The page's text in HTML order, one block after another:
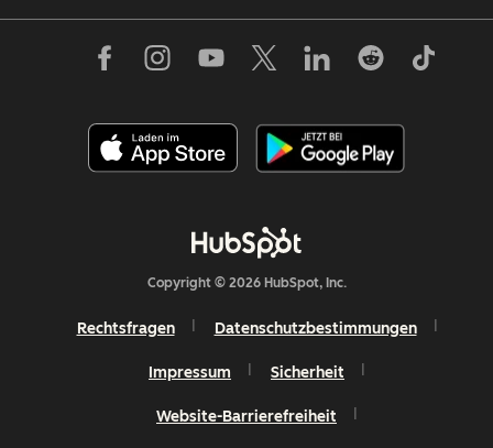
Copyright © 2026 HubSpot, Inc.
Rechtsfragen Datenschutzbestimmungen
Impressum Sicherheit
Website-Barrierefreiheit